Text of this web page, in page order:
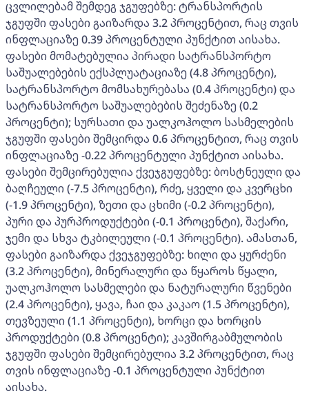
ცვლილებამ შემდეგ ჯგუფებზე: ტრანსპორტის
ჯგუფში ფასები გაიზარდა 3.2 პროცენტით, რაც თვის
ინფლაციაზე 0.39 პროცენტული პუნქტით აისახა.
ფასები მომატებულია პირადი სატრანსპორტო
საშუალებების ექსპლუატაციაზე (4.8 პროცენტი),
სატრანსპორტო მომსახურებასა (0.4 პროცენტი) და
სატრანსპორტო საშუალებების შეძენაზე (0.2
პროცენტი); სურსათი და უალკოჰოლო სასმელების
ჯგუფში ფასები შემცირდა 0.6 პროცენტით, რაც თვის
ინფლაციაზე -0.22 პროცენტული პუნქტით აისახა.
ფასები შემცირებულია ქვეჯგუფებზე: ბოსტნეული და
ბაღჩეული (-7.5 პროცენტი), რძე, ყველი და კვერცხი
(-1.9 პროცენტი), ზეთი და ცხიმი (-0.2 პროცენტი),
პური და პურპროდუქტები (-0.1 პროცენტი), შაქარი,
ჯემი და სხვა ტკბილეული (-0.1 პროცენტი). ამასთან,
ფასები გაიზარდა ქვეჯგუფებზე: ხილი და ყურძენი
(3.2 პროცენტი), მინერალური და წყაროს წყალი,
უალკოჰოლო სასმელები და ნატურალური წვენები
(2.4 პროცენტი), ყავა, ჩაი და კაკაო (1.5 პროცენტი),
თევზეული (1.1 პროცენტი), ხორცი და ხორცის
პროდუქტები (0.8 პროცენტი); კავშირგაბმულობის
ჯგუფში ფასები შემცირებულია 3.2 პროცენტით, რაც
თვის ინფლაციაზე -0.1 პროცენტული პუნქტით
აისახა.